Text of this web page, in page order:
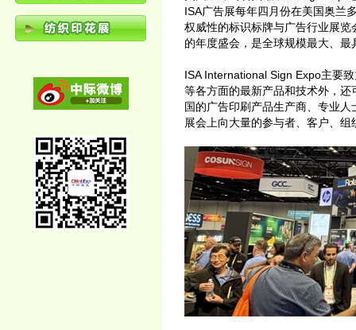
ISA广告展每年四月份在美国奥兰
权威性的标识标牌与广告行业展
的年度盛会，是全球规模最大、
ISA International Sign Expo主要
等各方面的最新产品和技术外，
国的广告印刷产品生产商、专业
展会上向大量的参与者、客户、